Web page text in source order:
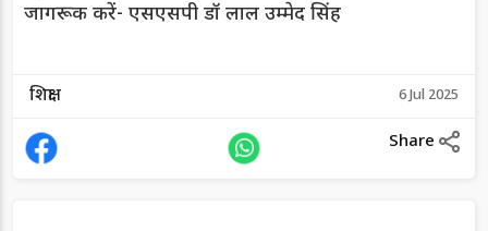
जागरूक करें- एसएसपी डॉ लाल उम्मेद सिंह
शिक्षा 6 Jul 2025
Share